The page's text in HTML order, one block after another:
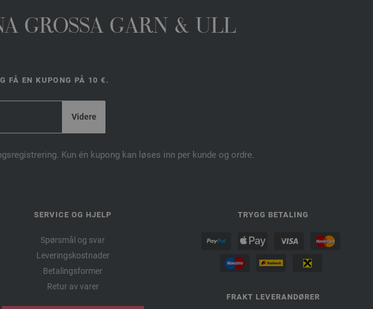
GROSSA GARN & ULL
FÅ EN KUPONG PÅ 10 €.
Kun én kupong kan løses inn per kunde og ordre.
SERVICE OG HJELP
Spørsmål og svar
Leveringskostnader
Betalingsformer
Retur av varer
TRYGG BETALING
FRAKT LEVERANDØRER